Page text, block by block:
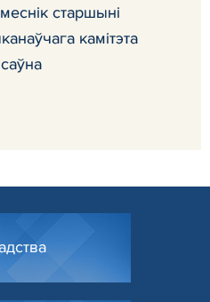
старшыні
камітэта